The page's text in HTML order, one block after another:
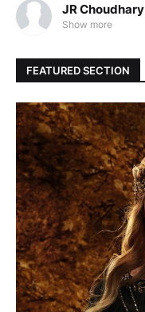
JR Choudhary
Show more
FEATURED SECTION